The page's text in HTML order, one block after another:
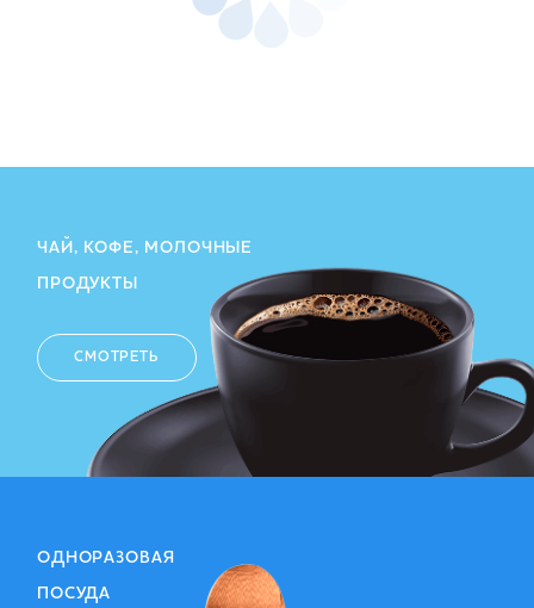
ЧАЙ, КОФЕ, МОЛОЧНЫЕ
ПРОДУКТЫ
СМОТРЕТЬ
ОДНОРАЗОВАЯ
ПОСУДА